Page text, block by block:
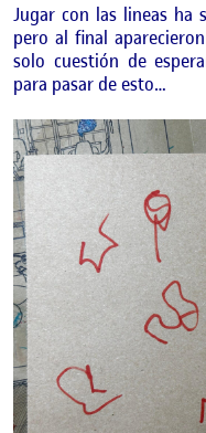
Jugar con las lineas ha
pero al final
solo cuestión de
para pasar de esto…